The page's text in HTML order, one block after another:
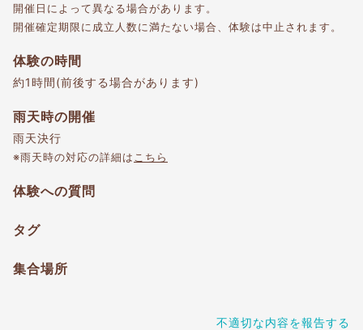
開催日によって異なる場合があります。
開催確定期限に成立人数に満たない場合、体験は中止されます。
体験の時間
約1時間(前後する場合があります)
雨天時の開催
雨天決行
※雨天時の対応の詳細は こちら
体験への質問
タグ
集合場所
不適切な内容を報告する